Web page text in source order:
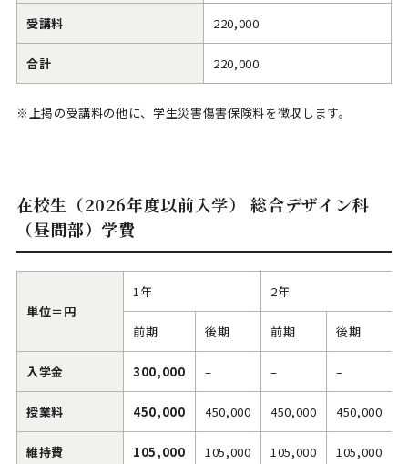
受講料 220,000
合計 220,000
※上掲の受講料の他に、学生災害傷害保険料を徴収します。
在校生（2026年度以前入学） 総合デザイン科
（昼間部）学費
単位＝円
1年 2年
前期 後期 前期 後期
入学金 300,000 – – –
授業料 450,000 450,000 450,000 450,000
維持費 105,000 105,000 105,000 105,000